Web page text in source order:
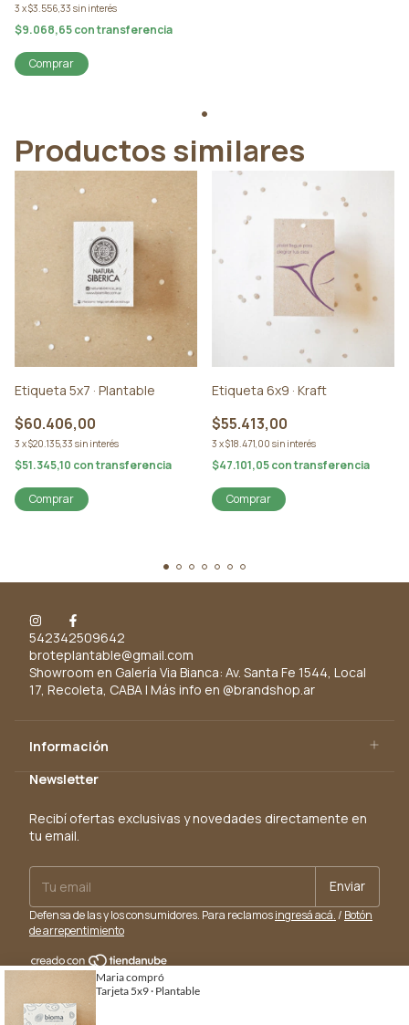
3 x$3.556,33 sin interés
$9.068,65contransferencia
Comprar
Productos similares
Etiqueta 5x7 · Plantable
$60.406,00
3 x$20.135,33 sin interés
$51.345,10 contransferencia
Comprar
Etiqueta 6x9 · Kraft
$55.413,00
3 x$18.471,00 sin interés
$47.101,05contransferencia
Comprar
542342509642
broteplantable@gmail.com
Showroom en Galería Via Bianca: Av. Santa Fe 1544, Local
17, Recoleta, CABA | Más info en @brandshop.ar
Información
Newsletter
Recibí ofertas exclusivas y novedades directamente en
tu email.
Defensa de las y los consumidores. Para reclamosingresá acá./ Botón
de arrepentimiento
Copyright Brote - Papel Plantable - 2026. Todos los derechos
reservados.